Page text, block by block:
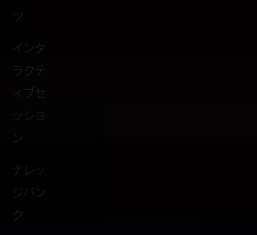
ツ
インタ
ラクテ
ィブセ
ッショ
ン
ナレッ
ジバン
ク